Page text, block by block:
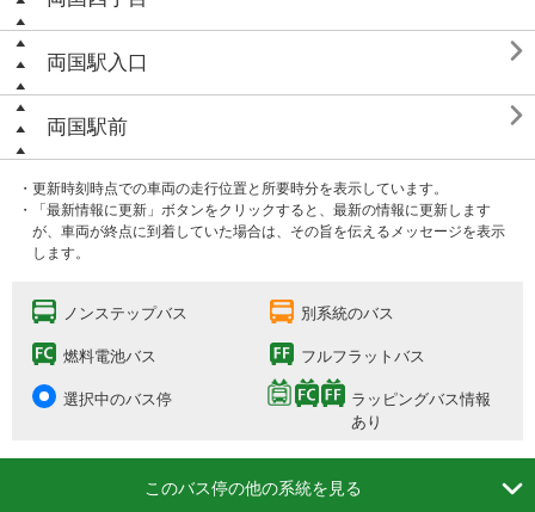
両国駅入口 
両国駅前 
・更新時刻時点での車両の走行位置と所要時分を表示しています。
・「最新情報に更新」ボタンをクリックすると、最新の情報に更新します
が、車両が終点に到着していた場合は、その旨を伝えるメッセージを表示
します。
ノンステップバス 別系統のバス
燃料電池バス フルフラットバス
選択中のバス停
ラッピングバス情報
あり
このバス停の他の系統を見る 